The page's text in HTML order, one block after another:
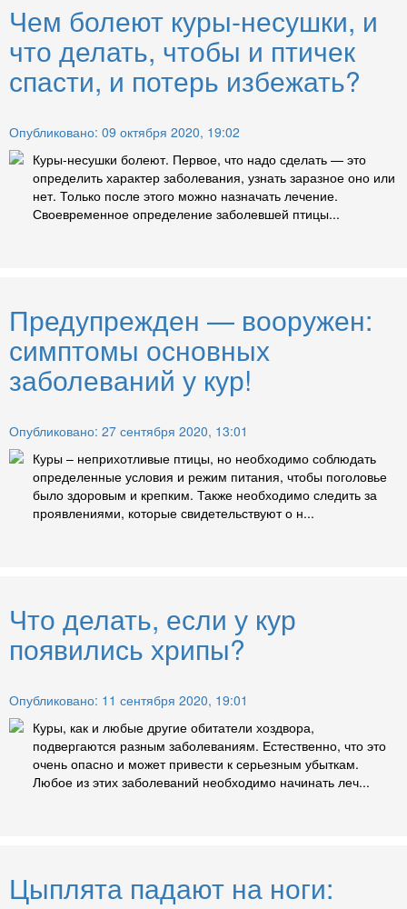
Чем болеют куры-несушки, и
что делать, чтобы и птичек
спасти, и потерь избежать?
Опубликовано: 09 октября 2020, 19:02
Куры-несушки болеют. Первое, что надо сделать — это
определить характер заболевания, узнать заразное оно или
нет. Только после этого можно назначать лечение.
Своевременное определение заболевшей птицы...
Предупрежден — вооружен:
симптомы основных
заболеваний у кур!
Опубликовано: 27 сентября 2020, 13:01
Куры – неприхотливые птицы, но необходимо соблюдать
определенные условия и режим питания, чтобы поголовье
было здоровым и крепким. Также необходимо следить за
проявлениями, которые свидетельствуют о н...
Что делать, если у кур
появились хрипы?
Опубликовано: 11 сентября 2020, 19:01
Куры, как и любые другие обитатели хоздвора,
подвергаются разным заболеваниям. Естественно, что это
очень опасно и может привести к серьезным убыткам.
Любое из этих заболеваний необходимо начинать леч...
Цыплята падают на ноги: